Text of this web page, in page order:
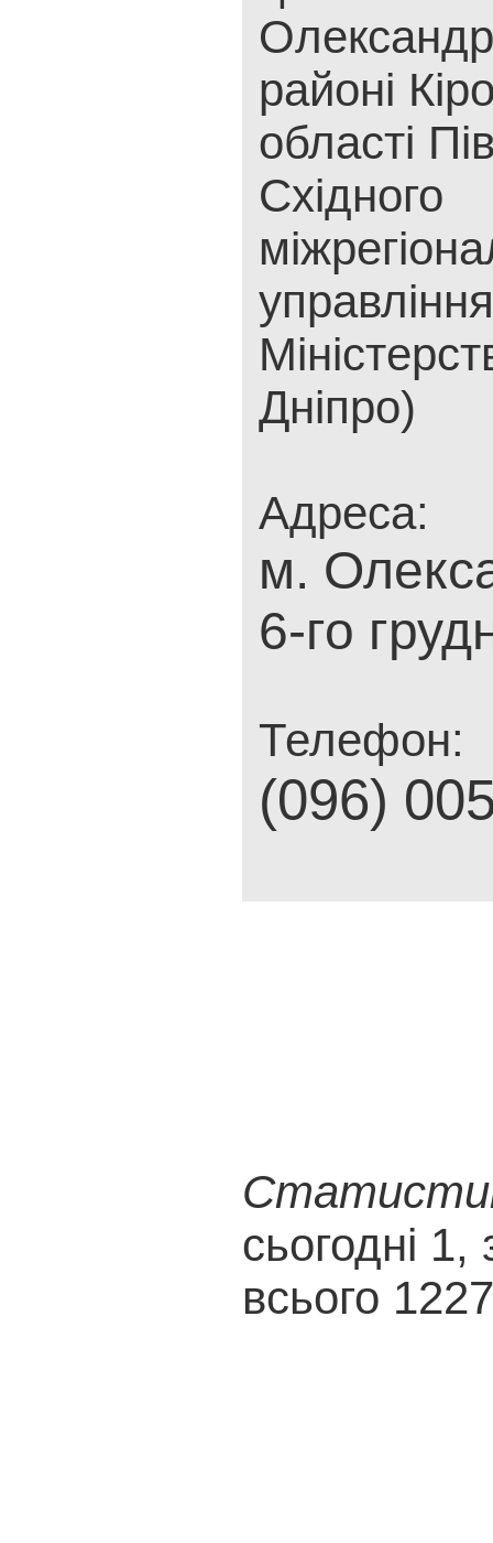
районі
області
Східного
управління
Дніпро)
Адреса:
м.
6-го
Телефон:
(096)
сьогодні 1,
всього 1227